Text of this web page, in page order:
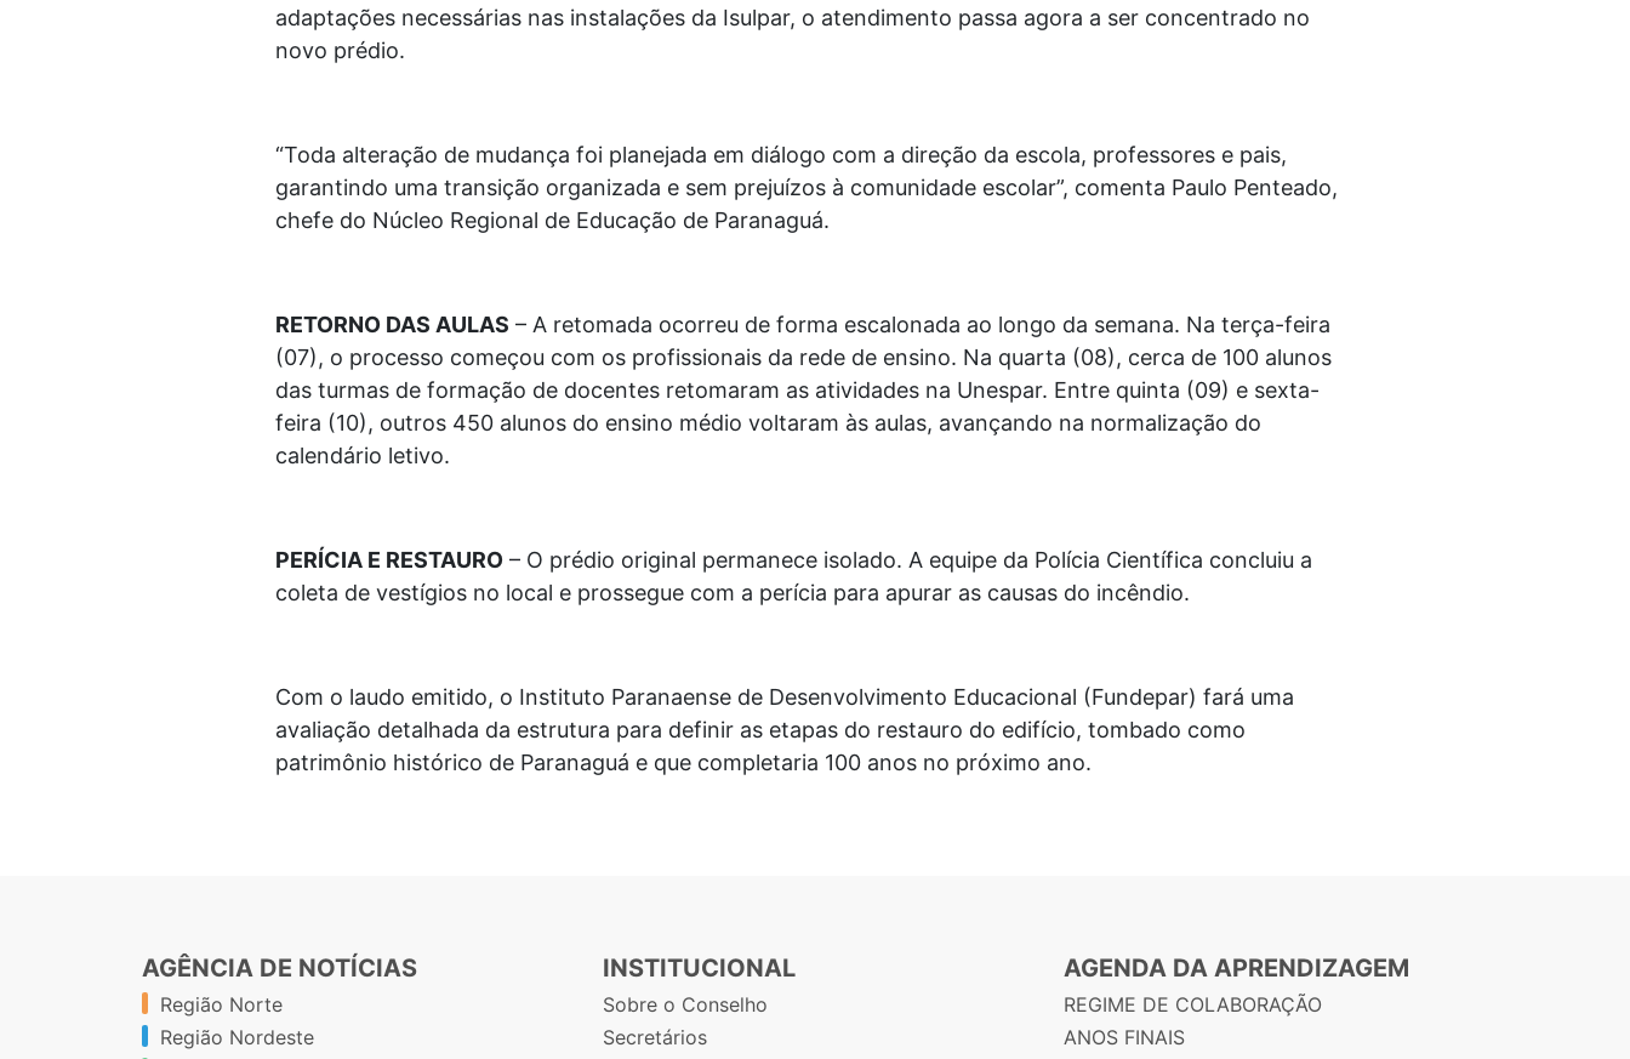
adaptações necessárias nas instalações da Isulpar, o atendimento passa agora a ser concentrado no
novo prédio.
“Toda alteração de mudança foi planejada em diálogo com a direção da escola, professores e pais,
garantindo uma transição organizada e sem prejuízos à comunidade escolar”, comenta Paulo Penteado,
chefe do Núcleo Regional de Educação de Paranaguá.
RETORNO DAS AULAS – A retomada ocorreu de forma escalonada ao longo da semana. Na terça-feira
(07), o processo começou com os profissionais da rede de ensino. Na quarta (08), cerca de 100 alunos
das turmas de formação de docentes retomaram as atividades na Unespar. Entre quinta (09) e sexta-
feira (10), outros 450 alunos do ensino médio voltaram às aulas, avançando na normalização do
calendário letivo.
PERÍCIA E RESTAURO – O prédio original permanece isolado. A equipe da Polícia Científica concluiu a
coleta de vestígios no local e prossegue com a perícia para apurar as causas do incêndio.
Com o laudo emitido, o Instituto Paranaense de Desenvolvimento Educacional (Fundepar) fará uma
avaliação detalhada da estrutura para definir as etapas do restauro do edifício, tombado como
patrimônio histórico de Paranaguá e que completaria 100 anos no próximo ano.
AGÊNCIA DE NOTÍCIAS
Região Norte
Região Nordeste
INSTITUCIONAL
Sobre o Conselho
Secretários
AGENDA DA APRENDIZAGEM
REGIME DE COLABORAÇÃO
ANOS FINAIS